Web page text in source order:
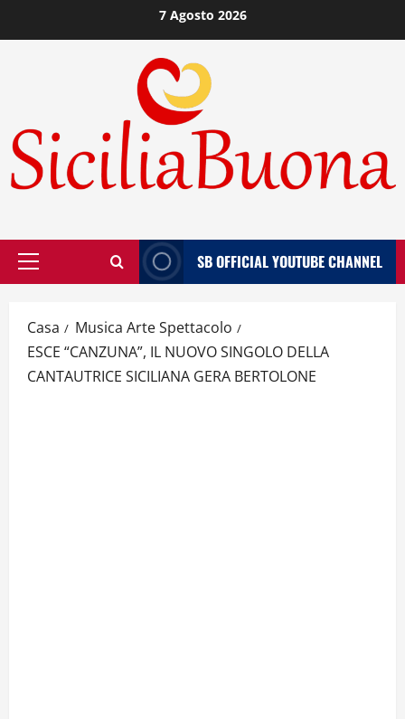
al
7 Agosto 2026
Menù
SB OFFICIAL YOUTUBE CHANNEL
Casa
Musica Arte Spettacolo
ESCE “CANZUNA”, IL NUOVO SINGOLO DELLA
CANTAUTRICE SICILIANA GERA BERTOLONE